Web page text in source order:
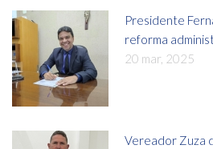
Presidente
reforma
20 mar, 2025
Vereador Zuza